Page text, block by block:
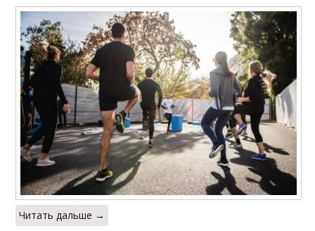
Читать дальше →